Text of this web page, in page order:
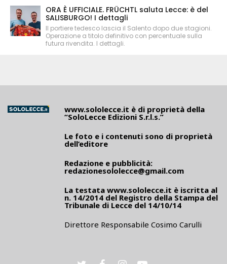
ORA È UFFICIALE. FRÜCHTL saluta Lecce: è del
SALISBURGO! I dettagli
Il portiere tedesco lascia il Salento dopo due stagioni.
Operazione a titolo definitivo con percentuale sulla
futura rivendita. I dettagli.
www.sololecce.it è di proprietà della
“SoloLecce Edizioni S.r.l.s.”
Le foto e i contenuti sono di proprietà
dell’editore
Redazione e pubblicità:
redazionesololecce@gmail.com
La testata www.sololecce.it è iscritta al
n. 14/2014 del Registro della Stampa del
Tribunale di Lecce del 14/10/14
Direttore Responsabile Cosimo Carulli